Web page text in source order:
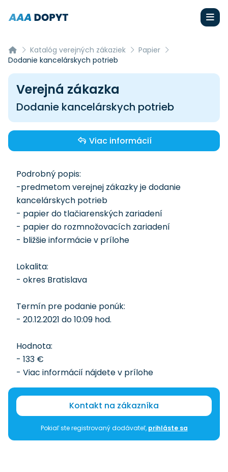
Katalóg verejných zákaziek
Papier
Dodanie kancelárskych potrieb
Verejná zákazka
Dodanie kancelárskych potrieb
Viac informácií
Podrobný popis:
-predmetom verejnej zákazky je dodanie
kancelárskych potrieb
- papier do tlačiarenských zariadení
- papier do rozmnožovacích zariadení
- bližšie informácie v prílohe
Lokalita:
- okres Bratislava
Termín pre podanie ponúk:
- 20.12.2021 do 10:09 hod.
Hodnota:
- 133 €
- Viac informácií nájdete v prílohe
Kontakt na zákazníka
Pokiaľ ste registrovaný dodávateľ, prihláste sa